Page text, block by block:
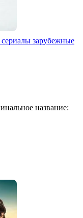
сериалы зарубежные